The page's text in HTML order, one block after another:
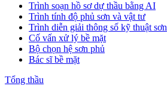
Trình soạn hồ sơ dự thầu bằng AI
Trình tính độ phủ sơn và vật tư
Trình diễn giải thông số kỹ thuật sơn
Cố vấn xử lý bề mặt
Bộ chọn hệ sơn phủ
Bác sĩ bề mặt
Tổng thầu